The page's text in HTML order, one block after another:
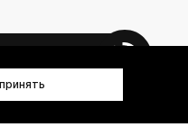
рекламных и
принять